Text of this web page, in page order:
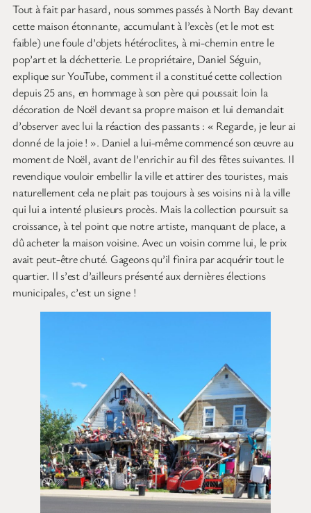
Tout à fait par hasard, nous sommes passés à North Bay devant
cette maison étonnante, accumulant à l’excès (et le mot est
faible) une foule d’objets hétéroclites, à mi-chemin entre le
pop’art et la déchetterie. Le propriétaire, Daniel Séguin,
explique sur YouTube, comment il a constitué cette collection
depuis 25 ans, en hommage à son père qui poussait loin la
décoration de Noël devant sa propre maison et lui demandait
d’observer avec lui la réaction des passants : « Regarde, je leur ai
donné de la joie ! ». Daniel a lui-même commencé son œuvre au
moment de Noël, avant de l’enrichir au fil des fêtes suivantes. Il
revendique vouloir embellir la ville et attirer des touristes, mais
naturellement cela ne plait pas toujours à ses voisins ni à la ville
qui lui a intenté plusieurs procès. Mais la collection poursuit sa
croissance, à tel point que notre artiste, manquant de place, a
dû acheter la maison voisine. Avec un voisin comme lui, le prix
avait peut-être chuté. Gageons qu’il finira par acquérir tout le
quartier. Il s’est d’ailleurs présenté aux dernières élections
municipales, c’est un signe !